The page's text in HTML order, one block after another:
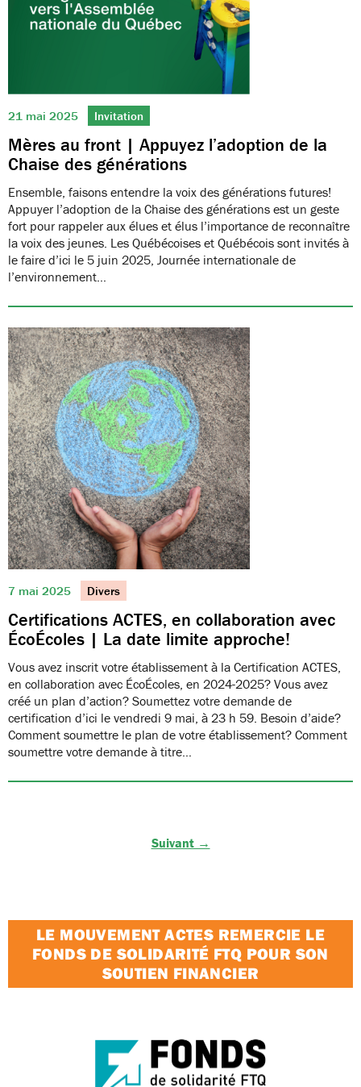
21 mai 2025 Invitation
Mères au front | Appuyez l’adoption de la
Chaise des générations
Ensemble, faisons entendre la voix des générations futures!
Appuyer l’adoption de la Chaise des générations est un geste
fort pour rappeler aux élues et élus l’importance de reconnaître
la voix des jeunes. Les Québécoises et Québécois sont invités à
le faire d’ici le 5 juin 2025, Journée internationale de
l’environnement…
7 mai 2025 Divers
Certifications ACTES, en collaboration avec
ÉcoÉcoles | La date limite approche!
Vous avez inscrit votre établissement à la Certification ACTES,
en collaboration avec ÉcoÉcoles, en 2024-2025? Vous avez
créé un plan d’action? Soumettez votre demande de
certification d’ici le vendredi 9 mai, à 23 h 59. Besoin d’aide?
Comment soumettre le plan de votre établissement? Comment
soumettre votre demande à titre…
Suivant →
LE MOUVEMENT ACTES REMERCIE LE
FONDS DE SOLIDARITÉ FTQ POUR SON
SOUTIEN FINANCIER